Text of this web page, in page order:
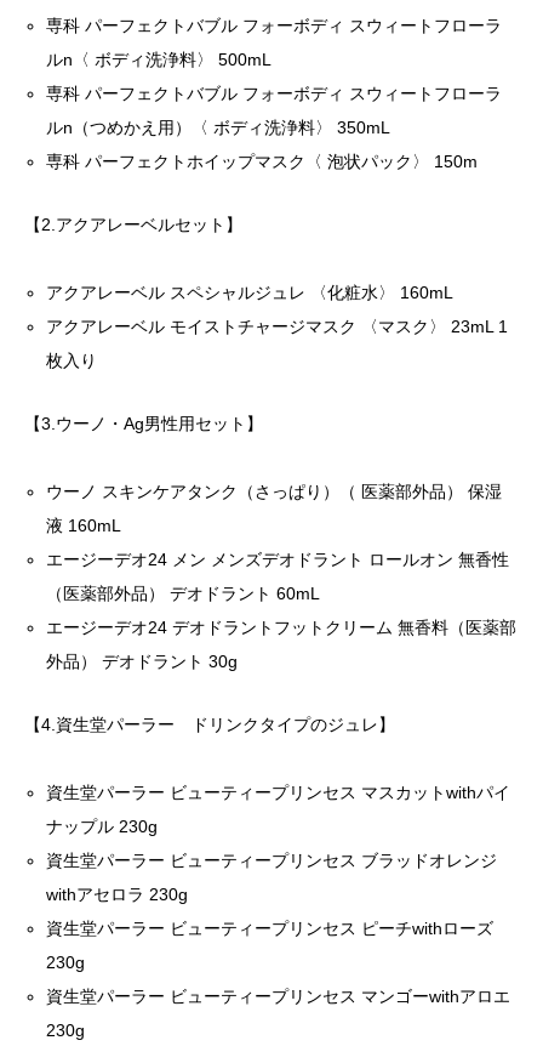
専科 パーフェクトバブル フォーボディ スウィートフローラ
ルn〈 ボディ洗浄料〉 500mL
専科 パーフェクトバブル フォーボディ スウィートフローラ
ルn（つめかえ用）〈 ボディ洗浄料〉 350mL
専科 パーフェクトホイップマスク〈 泡状パック〉 150m
【2.アクアレーベルセット】
アクアレーベル スペシャルジュレ 〈化粧水〉 160mL
アクアレーベル モイストチャージマスク 〈マスク〉 23mL 1
枚入り
【3.ウーノ・Ag男性用セット】
ウーノ スキンケアタンク（さっぱり）（ 医薬部外品） 保湿
液 160mL
エージーデオ24 メン メンズデオドラント ロールオン 無香性
（医薬部外品） デオドラント 60mL
エージーデオ24 デオドラントフットクリーム 無香料（医薬部
外品） デオドラント 30g
【4.資生堂パーラー ドリンクタイプのジュレ】
資生堂パーラー ビューティープリンセス マスカットwithパイ
ナップル 230g
資生堂パーラー ビューティープリンセス ブラッドオレンジ
withアセロラ 230g
資生堂パーラー ビューティープリンセス ピーチwithローズ
230g
資生堂パーラー ビューティープリンセス マンゴーwithアロエ
230g